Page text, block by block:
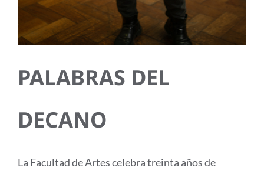
PALABRAS DEL
DECANO
La Facultad de Artes celebra treinta años de